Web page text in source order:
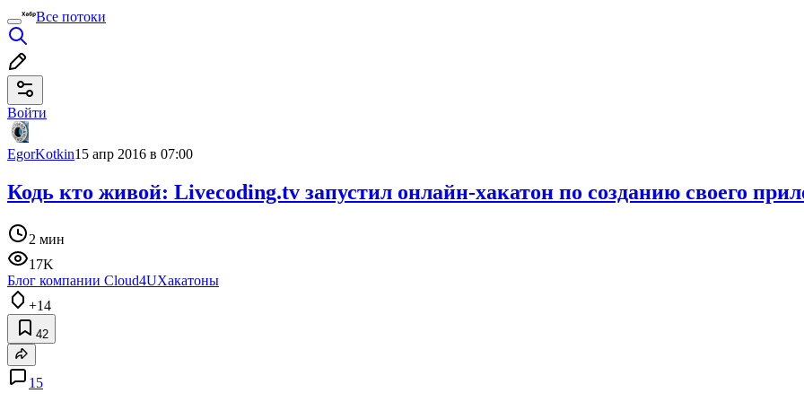
Все потоки
Войти
EgorKotkin15 апр 2016 в 07:00
Кодь кто живой: Livecoding.tv запустил онлайн-хакатон по созданию своего
2 мин
17K
Блог компании Cloud4UХакатоны
+14
42
15